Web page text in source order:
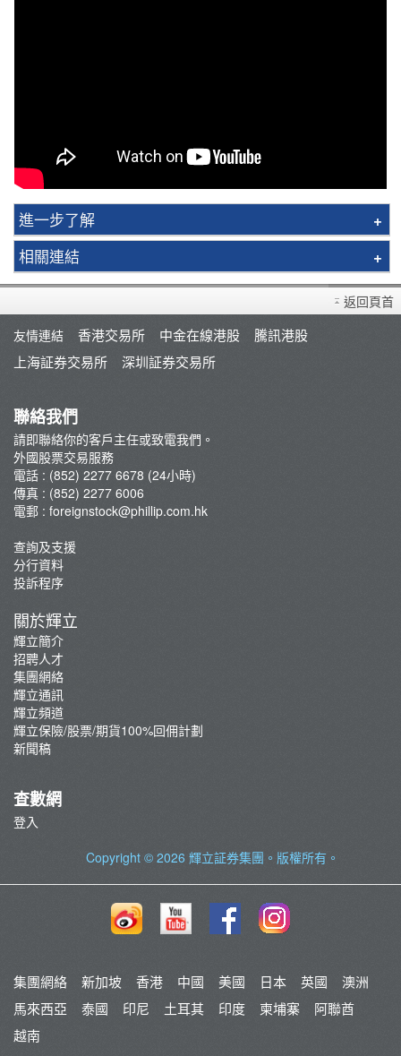
進一步了解
韓國股票佣金顯著低於同行
日本股票0佣優惠
相關連結
匯率參考
匯兌計算機
交易佣金及收費
返回頁首
友情連結
香港交易所 中金在線港股
騰訊港股
上海証券交易所
深圳証券交易所
聯絡我們
請即聯絡你的客戶主任或致電我們。
外國股票交易服務
電話 : (852) 2277 6678 (24小時)
傳真 : (852) 2277 6006
電郵 : foreignstock@phillip.com.hk
查詢及支援
分行資料
投訴程序
關於輝立
輝立簡介
招聘人才
集團網絡
輝立通訊
輝立頻道
輝立保險/股票/期貨100%回佣計劃
新聞稿
查數網
登入
Copyright © 2026 輝立証券集團 。版權所有。
集團網絡 新加坡 香港 中國 美國 日本 英國
澳洲
馬來西亞
泰國 印尼 土耳其 印度 柬埔寨
阿聯酋
越南